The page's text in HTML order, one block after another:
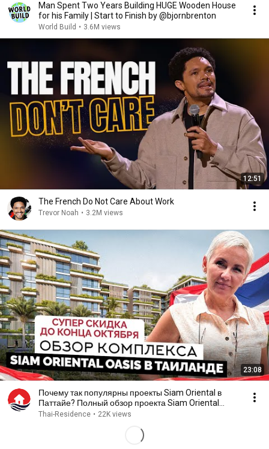
Man Spent Two Years Building HUGE Wooden House
for his Family | Start to Finish by @bjornbrenton
World Build • 3.6M views
12:51
The French Do Not Care About Work
Trevor Noah • 3.2M views
23:08
Почему так популярны проекты Siam Oriental в
Паттайе? Полный обзор проекта Siam Oriental
Oasis
Thai-Residence • 22K views